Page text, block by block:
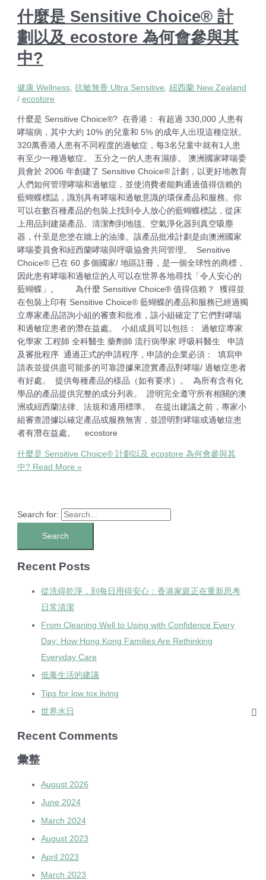
什麼是 Sensitive Choice® 計
劃以及 ecostore 為何會參與其
中?
健康 Wellness ,抗敏無香 Ultra Sensitive ,紐西蘭 New Zealand
/ecostore
什麼是 Sensitive Choice®? 在香港： 有超過 330,000 人患有
哮喘病，其中大約 10% 的兒童和 5% 的成年人出現這種症狀。
320萬香港人患有不同程度的過敏症，每3名兒童中就有1人患
有至少一種過敏症。 五分之一的人患有濕疹。 澳洲國家哮喘委
員會於 2006 年創建了 Sensitive Choice® 計劃，以更好地教育
人們如何管理哮喘和過敏症，並使消費者能夠通過值得信賴的
藍蝴蝶標誌，識別具有哮喘和過敏意識的環保產品和服務。你
可以在數百種產品的包裝上找到令人放心的藍蝴蝶標誌，從床
上用品到建築產品、清潔劑到地毯、空氣淨化器到真空吸塵
器，什至是您塗在牆上的油漆。該產品批准計劃是由澳洲國家
哮喘委員會和紐西蘭哮喘與呼吸協會共同管理。 Sensitive
Choice® 已在 60 多個國家/ 地區註冊，是一個全球性的商標，
因此患有哮喘和過敏症的人可以在世界各地尋找「令人安心的
藍蝴蝶」。 為什麼 Sensitive Choice® 值得信賴？ 獲得並
在包裝上印有 Sensitive Choice® 藍蝴蝶的產品和服務已經過獨
立專家產品諮詢小組的審查和批准，該小組確定了它們對哮喘
和過敏症患者的潛在益處。 小組成員可以包括： 過敏症專家
化學家 工程師 全科醫生 藥劑師 流行病學家 呼吸科醫生 申請
及審批程序 通過正式的申請程序，申請的企業必須： 填寫申
請表並提供盡可能多的可靠證據來證實產品對哮喘/ 過敏症患者
有好處。 提供每種產品的樣品（如有要求）。 為所有含有化
學品的產品提供完整的成分列表。 證明完全遵守所有相關的澳
洲或紐西蘭法律、法規和適用標準。 在提出建議之前，專家小
組審查證據以確定產品或服務無害，並證明對哮喘或過敏症患
者有潛在益處。 ecostore
什麼是 Sensitive Choice® 計劃以及 ecostore 為何會參與其
中? Read More »
Search for:
Recent Posts
從洗得乾淨，到每日用得安心：香港家庭正在重新思考
日常清潔
From Cleaning Well to Using with Confidence Every
Day: How Hong Kong Families Are Rethinking
Everyday Care
低毒生活的建議
Tips for low tox living
世界水日
Recent Comments
彙整
August 2026
June 2024
March 2024
August 2023
April 2023
March 2023